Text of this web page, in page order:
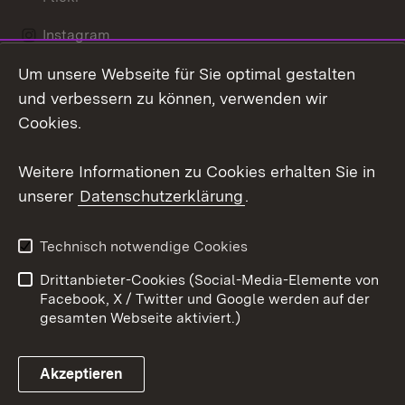
Instagram
Social Wall
Link zum Landesportal
Barrierefreiheit
Benutzungshinweise
Impressum
Cookies
Um unsere Webseite für Sie optimal gestalten
und verbessern zu können, verwenden wir
Cookies.
Weitere Informationen zu Cookies erhalten Sie in
unserer Datenschutzerklärung.
Technisch notwendige Cookies
Drittanbieter-Cookies (Social-Media-Elemente von
Facebook, X / Twitter und Google werden auf der
gesamten Webseite aktiviert.)
Akzeptieren